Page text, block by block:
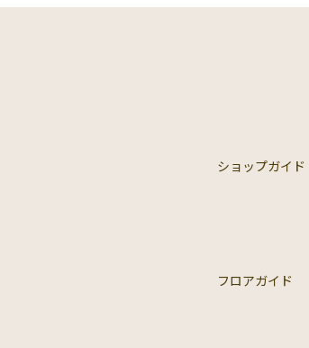
ショップガイド
フロアガイド